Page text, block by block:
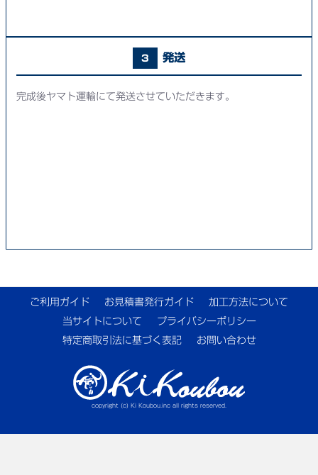
3 発送
完成後ヤマト運輸にて発送させていただきます。
ご利用ガイド お見積書発行ガイド
加工方法について
当サイトについて
プライバシーポリシー
特定商取引法に基づく表記
お問い合わせ
copyright (c) Ki Koubou.inc all rights reserved.